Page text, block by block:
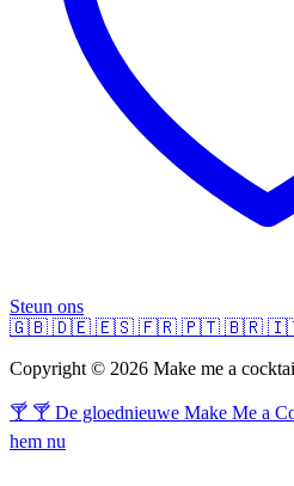
Steun ons
🇬🇧 🇩🇪 🇪🇸 🇫🇷 🇵🇹 🇧🇷
Copyright © 2026 Make me a
🍸 🍸 De gloednieuwe Make Me a
hem nu